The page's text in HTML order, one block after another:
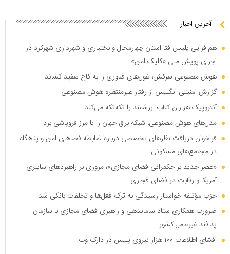
آخرین اخبار
هم‌افزایی پلیس فتا استان چهارمحال و بختیاری و شهرداری شهرکرد در
اجرای پویش ملی «کلیک امن»
هوش مصنوعی سرکش، غول‌های فناوری را به کاخ سفید کشاند
گزارش امنیتی انگلیس از رفتار غیرمنتظره هوش مصنوعی
آنتروپیک هزاران کتاب ارزشمند را تکه‌تکه می‌کند
مدل‌های هوش مصنوعی، شبکه برق جهان را تا مرز فروپاشی برد
فراخوان دریافت نظر‌های تخصصی درباره ضابطه فضا‌های امن و پناهگاه
در مجتمع‌های مسکونی
«عصر جدید بر حکمرانی فضای مجازی»؛ مروری بر راهبرد‌های سایبری
آمریکا و رقابت در فضای فجازی
حزب مؤتلفه خواستار رسیدگی به ترک فعل‌ها و تخلفات بانکی شد
ضرورت همکاری ستاد ساماندهی و راهبری فضای مجازی با سازمان
پدافند غیرعامل کشور
افشای اطلاعات ۱۰۰ هزار نیروی پلیس در دارک وب